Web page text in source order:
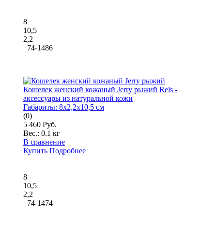
8
10,5
2,2
74-1486
Кошелек женский кожаный Jerry рыжий Rels -
аксессуары из натуральной кожи
Габариты: 8x2,2x10,5 см
(0)
5 460 Руб.
Вес.: 0.1 кг
В сравнение
Купить Подробнее
8
10,5
2,2
74-1474